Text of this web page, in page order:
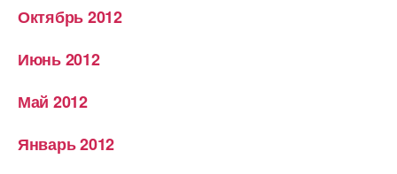
Октябрь 2012
Июнь 2012
Май 2012
Январь 2012